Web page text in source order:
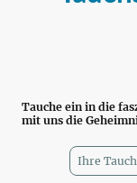
Tauche ein in die
mit uns die
Ihre